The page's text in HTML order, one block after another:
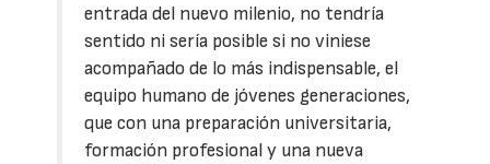
entrada del nuevo milenio, no tendría
sentido ni sería posible si no viniese
acompañado de lo más indispensable, el
equipo humano de jóvenes generaciones,
que con una preparación universitaria,
formación profesional y una nueva